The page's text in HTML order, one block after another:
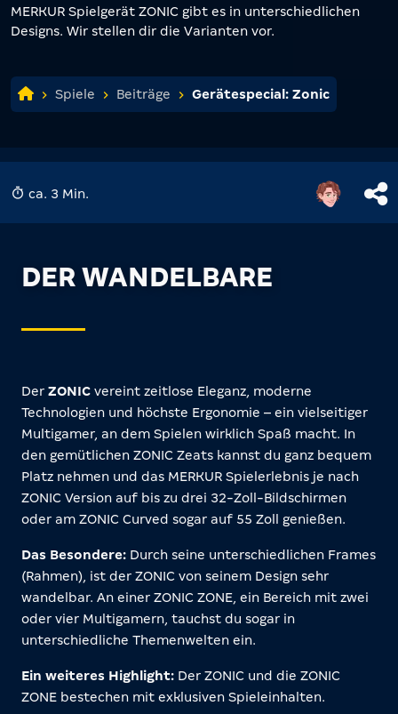
MERKUR Spielgerät ZONIC gibt es in unterschiedlichen
Designs. Wir stellen dir die Varianten vor.
Spiele Beiträge Gerätespecial: Zonic
ca. 3 Min.
DER WANDELBARE
Der ZONIC vereint zeitlose Eleganz, moderne
Technologien und höchste Ergonomie – ein vielseitiger
Multigamer, an dem Spielen wirklich Spaß macht. In
den gemütlichen ZONIC Zeats kannst du ganz bequem
Platz nehmen und das MERKUR Spielerlebnis je nach
ZONIC Version auf bis zu drei 32-Zoll-Bildschirmen
oder am ZONIC Curved sogar auf 55 Zoll genießen.
Das Besondere: Durch seine unterschiedlichen Frames
(Rahmen), ist der ZONIC von seinem Design sehr
wandelbar. An einer ZONIC ZONE, ein Bereich mit zwei
oder vier Multigamern, tauchst du sogar in
unterschiedliche Themenwelten ein.
Ein weiteres Highlight: Der ZONIC und die ZONIC
ZONE bestechen mit exklusiven Spieleinhalten.